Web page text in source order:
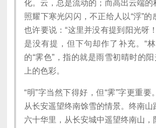
化。云，总是流动的；而高出云端的
照耀下寒光闪闪，不正给人以“浮”的
也许要说：“这里并没有提到阳光呀
是没有提，但下句却作了补充。“
的“霁色”，指的就是雨雪初晴时的阳
上的色彩。
“明”字当然下得好，但“霁”字更重要
从长安遥望终南馀雪的情景。终南山
六十华里，从长安城中遥望终南山，